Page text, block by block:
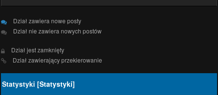
Dział zawiera nowe posty
Dział nie zawiera nowych postów
Dział jest zamknięty
Dział zawierający przekierowanie
Statystyki [Statystyki]